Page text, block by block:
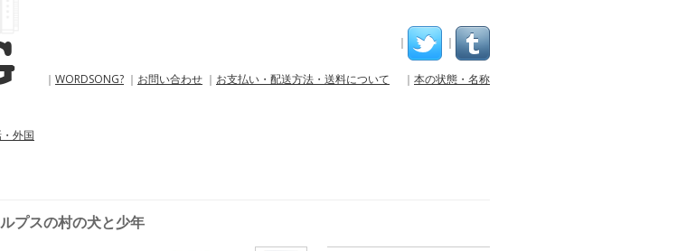
｜ ｜
｜ WORDSONG? ｜ お問い合わせ ｜ お支払い・配送方法・送料について ｜ 本の状態・名称
外国
プスの村の犬と少年